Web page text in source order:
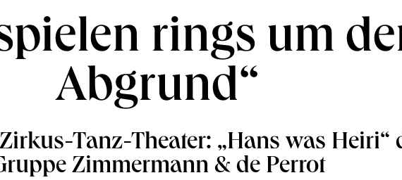
rings um
Abgrund“
Tanz-Theater: „Hans was Heiri“
Zimmermann & de Perrot